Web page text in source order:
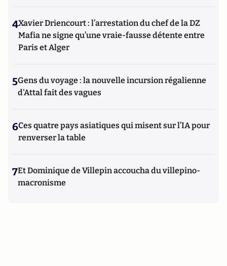
4Xavier Driencourt : l’arrestation du chef de la DZ
Mafia ne signe qu’une vraie-fausse détente entre
Paris et Alger
5Gens du voyage : la nouvelle incursion régalienne
d'Attal fait des vagues
6Ces quatre pays asiatiques qui misent sur l’IA pour
renverser la table
7Et Dominique de Villepin accoucha du villepino-
macronisme